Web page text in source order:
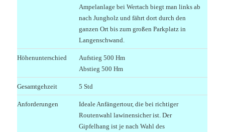
Ampelanlage bei Wertach biegt man links ab
nach Jungholz und fährt dort durch den
ganzen Ort bis zum großen Parkplatz in
Langenschwand.
Höhenunterschied
Aufstieg 500 Hm
Abstieg 500 Hm
Gesamtgehzeit 5 Std
Anforderungen
Ideale Anfängertour, die bei richtiger
Routenwahl lawinensicher ist. Der
Gipfelhang ist je nach Wahl des